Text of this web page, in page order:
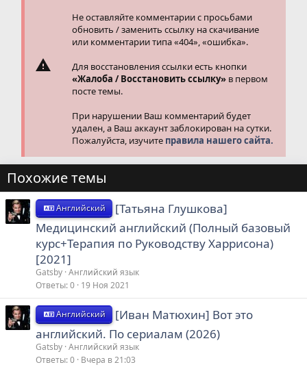
Не оставляйте комментарии с просьбами
обновить / заменить ссылку на скачивание
или комментарии типа «404», «ошибка».
Для восстановления ссылки есть кнопки
«Жалоба / Восстановить ссылку» в первом
посте темы.
При нарушении Ваш комментарий будет
удален, а Ваш аккаунт заблокирован на сутки.
Пожалуйста, изучите правила нашего сайта.
Похожие темы
Английский
[Татьяна Глушкова]
Медицинский английский (Полный базовый
курс+Терапия по Руководству Харрисона)
[2021]
Gatsby Английский язык
Ответы 0 19 Ноя 2021
Английский
[Иван Матюхин] Вот это
английский. По сериалам (2026)
Gatsby Английский язык
Ответы 0 Вчера в 21:03